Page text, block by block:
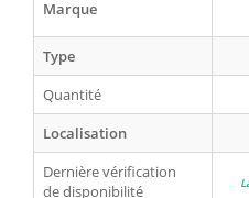
Marque
Type
Quantité
Localisation
Dernière vérification
de disponibilité